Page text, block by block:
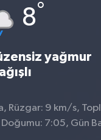
8°
yağmur
Rüzgar: 9 km/s,
7:05, Gün